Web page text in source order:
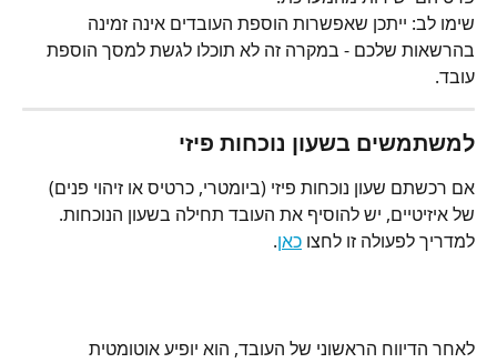
שימו לב: ייתכן שאפשרות הוספת העובדים אינה זמינה
בהרשאות שלכם - במקרה זה לא תוכלו לגשת למסך הוספת
עובד.
למשתמשים בשעון נוכחות פיזי
אם רכשתם שעון נוכחות פיזי (ביומטרי, כרטיס או זיהוי פנים)
של איזיטיים, יש להוסיף את העובד תחילה בשעון הנוכחות.
למדריך לפעולה זו לחצו כאן.
לאחר הדיווח הראשוני של העובד, הוא יופיע אוטומטית